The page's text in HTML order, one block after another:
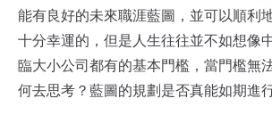
走出不如預期的道路
能有良好的未來職涯藍圖，並可以順利
十分幸運的，但是人生往往並不如想像
臨大小公司都有的基本門檻，當門檻無
何去思考？藍圖的規劃是否真能如期進